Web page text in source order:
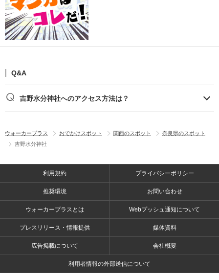
Q&A
吉野水分神社へのアクセス方法は？
ウォーカープラス おでかけスポット 関西のスポット
奈良県のスポット
吉野水分神社
利用規約 プライバシーポリシー
推奨環境 お問い合わせ
ウォーカープラスとは Webプッシュ通知について
プレスリリース・情報提供 媒体資料
広告掲載について 会社概要
利用者情報の外部送信について